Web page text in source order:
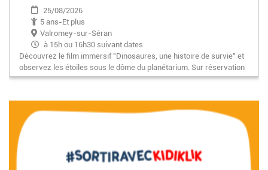
25/08/2026
5 ans-Et plus
Valromey-sur-Séran
à 15h ou 16h30 suivant dates
Découvrez le film immersif "Dinosaures, une histoire de survie" et
observez les étoiles sous le dôme du planétarium. Sur réservation